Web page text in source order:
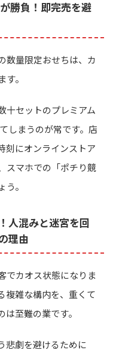
勝負！即完売を避
数量限定おせちは、カ
。
十セットのプレミアム
しまうのが常です。店
刻にオンラインストア
スマホでの「ポチり競
。
人混みと迷宮を回
理由
でカオス状態になりま
複雑な構内を、重くて
至難の業です。
悲劇を避けるために